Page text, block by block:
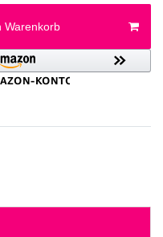
Warenkorb